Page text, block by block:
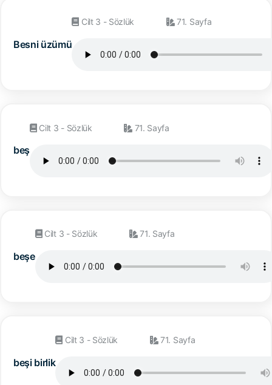
Besni üzümü
Cilt 3 - Sözlük 71. Sayfa
beş
Cilt 3 - Sözlük 71. Sayfa
beşe
Cilt 3 - Sözlük 71. Sayfa
beşi birlik
Cilt 3 - Sözlük 71. Sayfa